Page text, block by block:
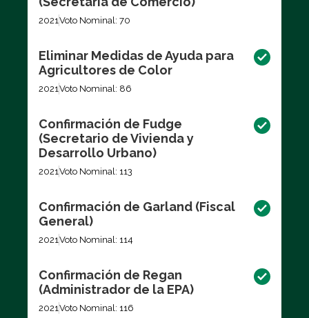
2021Voto Nominal: 70
Eliminar Medidas de Ayuda para
Agricultores de Color
2021Voto Nominal: 86
Confirmación de Fudge
(Secretario de Vivienda y
Desarrollo Urbano)
2021Voto Nominal: 113
Confirmación de Garland (Fiscal
General)
2021Voto Nominal: 114
Confirmación de Regan
(Administrador de la EPA)
2021Voto Nominal: 116